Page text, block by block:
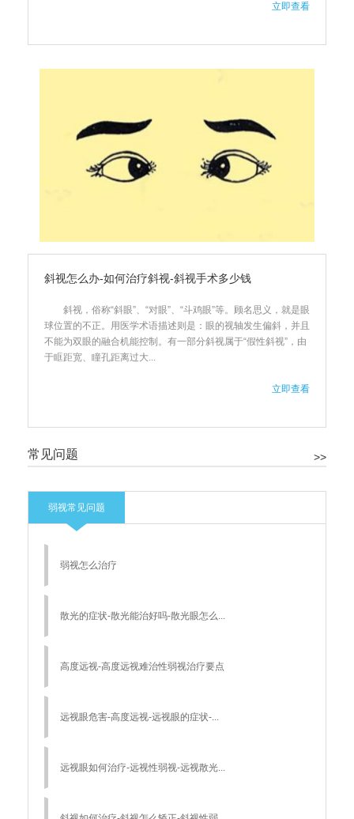
立即查看
斜视怎么办-如何治疗斜视-斜视手术多少钱
斜视，俗称“斜眼”、“对眼”、“斗鸡眼”等。顾名思义，就是眼
球位置的不正。用医学术语描述则是：眼的视轴发生偏斜，并且
不能为双眼的融合机能控制。有一部分斜视属于“假性斜视”，由
于眶距宽、瞳孔距离过大...
立即查看
>>
常见问题
弱视常见问题
弱视怎么治疗
散光的症状-散光能治好吗-散光眼怎么...
高度远视-高度远视难治性弱视治疗要点
远视眼危害-高度远视-远视眼的症状-...
远视眼如何治疗-远视性弱视-远视散光...